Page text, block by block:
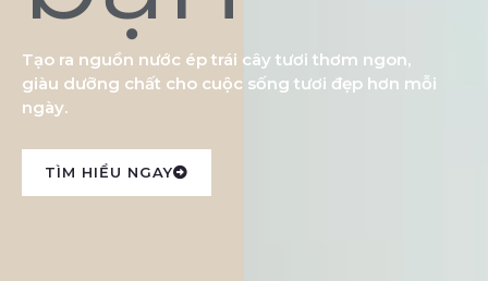
Tạo ra nguồn nước ép trái cây tươi thơm ngon,
giàu dưỡng chất cho cuộc sống tươi đẹp hơn mỗi
ngày.
TÌM HIỂU NGAY